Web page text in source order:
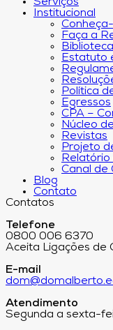
Institucional
Faça a
Biblioteca
Estatuto
Política
Egressos
CPA –
Núcleo
Revistas
Projeto
Relatório
Canal de
Blog
Contato
Contatos
Telefone
0800 006 6370
Aceita Ligações de
E-mail
Atendimento
Segunda a sexta-